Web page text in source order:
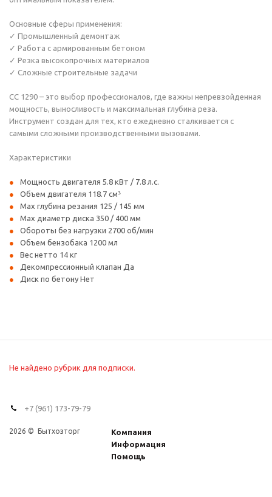
Основные сферы применения:
✓ Промышленный демонтаж
✓ Работа с армированным бетоном
✓ Резка высокопрочных материалов
✓ Сложные строительные задачи
CC 1290 – это выбор профессионалов, где важны непревзойденная
мощность, выносливость и максимальная глубина реза.
Инструмент создан для тех, кто ежедневно сталкивается с
самыми сложными производственными вызовами.
Характеристики
Мощность двигателя 5.8 кВт / 7.8 л.с.
Объем двигателя 118.7 см³
Мах глубина резания 125 / 145 мм
Мах диаметр диска 350 / 400 мм
Обороты без нагрузки 2700 об/мин
Объем бензобака 1200 мл
Вес нетто 14 кг
Декомпрессионный клапан Да
Диск по бетону Нет
Не найдено рубрик для подписки.
+7 (961) 173-79-79
2026 © Бытхозторг
Компания
Информация
Помощь